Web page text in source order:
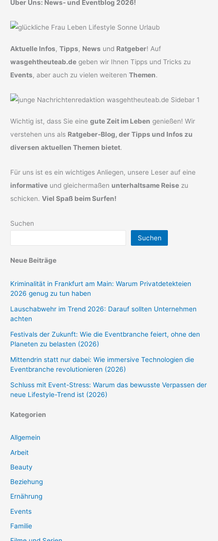
Über Uns: News- und Eventblog 2026!
Aktuelle Infos,Tipps, News und Ratgeber! Auf
wasgehtheuteab.de geben wir Ihnen Tipps und Tricks zu
Events, aber auch zu vielen weiterenThemen.
Wichtig ist, dass Sie einegute Zeit im Leben genießen! Wir
verstehen uns als Ratgeber-Blog, der Tipps und Infos zu
diversen aktuellen Themen bietet.
Für uns ist es ein wichtiges Anliegen, unsere Leser auf eine
informative und gleichermaßen unterhaltsame Reise zu
schicken.Viel Spaß beim Surfen!
Suchen
Suchen
Neue Beiträge
Kriminalität in Frankfurt am Main: Warum Privatdetekteien
2026 genug zu tun haben
Lauschabwehr im Trend 2026: Darauf sollten Unternehmen
achten
Festivals der Zukunft: Wie die Eventbranche feiert, ohne den
Planeten zu belasten (2026)
Mittendrin statt nur dabei: Wie immersive Technologien die
Eventbranche revolutionieren (2026)
Schluss mit Event-Stress: Warum das bewusste Verpassen der
neue Lifestyle-Trend ist (2026)
Kategorien
Allgemein
Arbeit
Beauty
Beziehung
Ernährung
Events
Familie